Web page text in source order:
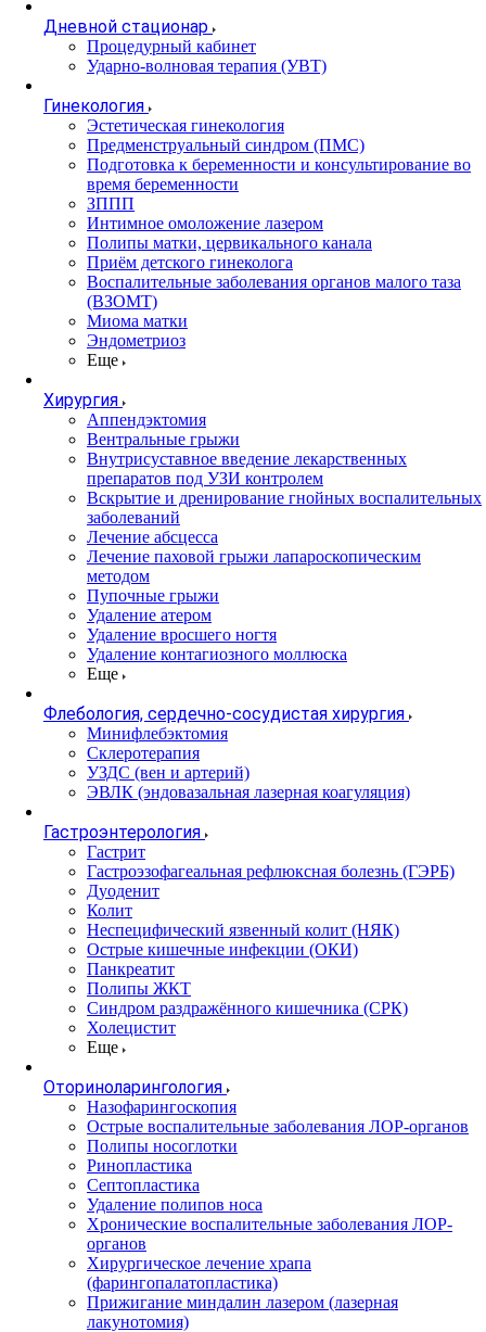
Дневной стационар
Процедурный кабинет
Ударно-волновая терапия (УВТ)
Гинекология
Эстетическая гинекология
Предменструальный синдром (ПМС)
Подготовка к беременности и консультирование во
время беременности
ЗППП
Интимное омоложение лазером
Полипы матки, цервикального канала
Приём детского гинеколога
Воспалительные заболевания органов малого таза
(ВЗОМТ)
Миома матки
Эндометриоз
Еще
Хирургия
Аппендэктомия
Вентральные грыжи
Внутрисуставное введение лекарственных
препаратов под УЗИ контролем
Вскрытие и дренирование гнойных воспалительных
заболеваний
Лечение абсцесса
Лечение паховой грыжи лапароскопическим
методом
Пупочные грыжи
Удаление атером
Удаление вросшего ногтя
Удаление контагиозного моллюска
Еще
Флебология, сердечно-сосудистая хирургия
Минифлебэктомия
Склеротерапия
УЗДС (вен и артерий)
ЭВЛК (эндовазальная лазерная коагуляция)
Гастроэнтерология
Гастрит
Гастроэзофагеальная рефлюксная болезнь (ГЭРБ)
Дуоденит
Колит
Неспецифический язвенный колит (НЯК)
Острые кишечные инфекции (ОКИ)
Панкреатит
Полипы ЖКТ
Синдром раздражённого кишечника (СРК)
Холецистит
Еще
Оториноларингология
Назофарингоскопия
Острые воспалительные заболевания ЛОР-органов
Полипы носоглотки
Ринопластика
Септопластика
Удаление полипов носа
Хронические воспалительные заболевания ЛОР-
органов
Хирургическое лечение храпа
(фарингопалатопластика)
Прижигание миндалин лазером (лазерная
лакунотомия)